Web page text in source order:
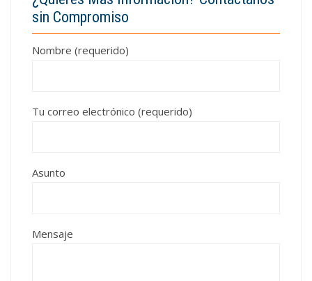
sin Compromiso
Nombre (requerido)
Tu correo electrónico (requerido)
Asunto
Mensaje